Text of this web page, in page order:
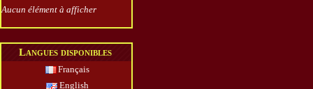
Aucun élément à afficher
Langues disponibles
Français
English